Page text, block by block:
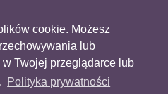
cookie. Możesz
lub
Twojej przeglądarce lub
Polityka prywatności
pobierać, drukować i
opłat. Materiałów
nie można wykorzystywać